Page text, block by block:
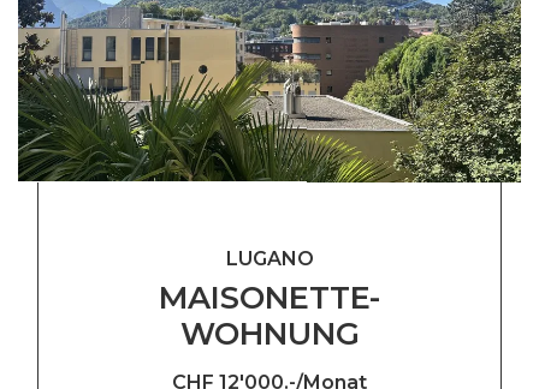
MAISONETTE-
WOHNUNG
LUGANO
CHF 12'000.-/Monat